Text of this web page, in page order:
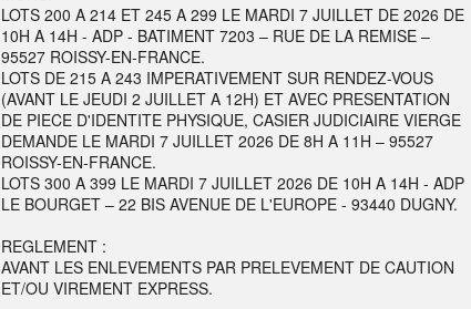
LOTS 200 A 214 ET 245 A 299 LE MARDI 7 JUILLET DE 2026 DE
10H A 14H - ADP - BATIMENT 7203 – RUE DE LA REMISE –
95527 ROISSY-EN-FRANCE.
LOTS DE 215 A 243 IMPERATIVEMENT SUR RENDEZ-VOUS
(AVANT LE JEUDI 2 JUILLET A 12H) ET AVEC PRESENTATION
DE PIECE D'IDENTITE PHYSIQUE, CASIER JUDICIAIRE VIERGE
DEMANDE LE MARDI 7 JUILLET 2026 DE 8H A 11H – 95527
ROISSY-EN-FRANCE.
LOTS 300 A 399 LE MARDI 7 JUILLET 2026 DE 10H A 14H - ADP
LE BOURGET – 22 BIS AVENUE DE L'EUROPE - 93440 DUGNY.
REGLEMENT :
AVANT LES ENLEVEMENTS PAR PRELEVEMENT DE CAUTION
ET/OU VIREMENT EXPRESS.